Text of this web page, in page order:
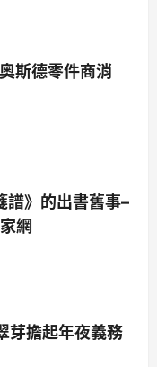
斯德零件商消
》的出書舊事–
網
芽擔起年夜義務